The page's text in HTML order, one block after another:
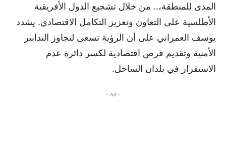
المدى للمنطقة،.. من خلال تشجيع الدول الأفريقية
الأطلسية على التعاون وتعزيز التكامل الاقتصادي. يشدد
يوسف العمراني على أن الرؤية تسعى لتجاوز التدابير
الأمنية وتقديم فرص اقتصادية لكسر دائرة عدم
الاستقرار في بلدان الساحل.
- Ad -